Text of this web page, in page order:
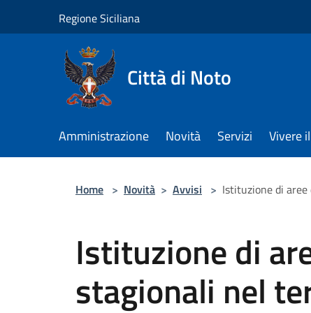
Regione Siciliana
Città di Noto
Amministrazione Novità Servizi Vivere
Home > Novità > Avvisi > Istituzione di
Istituzione di
stagionali nel